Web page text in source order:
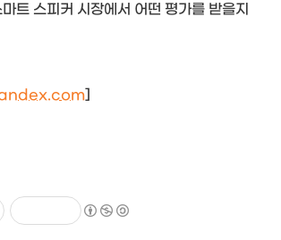
트 스피커 시장에서 어떤 평가를 받을지
]